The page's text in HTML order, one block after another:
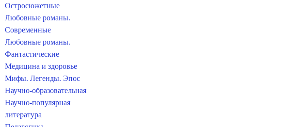
Остросюжетные
Любовные романы.
Современные
Любовные романы.
Фантастические
Медицина и здоровье
Мифы. Легенды. Эпос
Научно-образовательная
Научно-популярная
литература